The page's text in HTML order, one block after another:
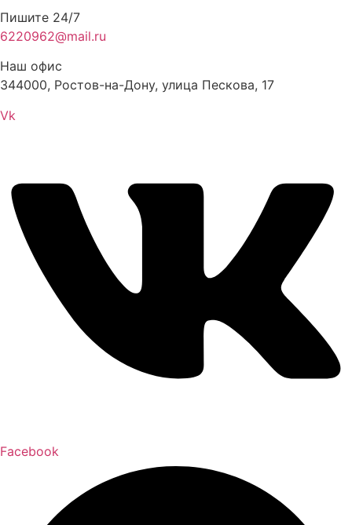
Пишите 24/7
6220962@mail.ru
Наш офис
344000, Ростов-на-Дону, улица Пескова, 17
Vk
Facebook